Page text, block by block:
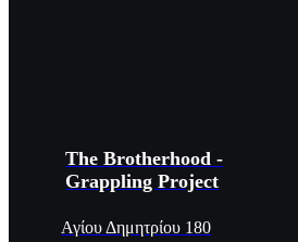
The Brotherhood -
Grappling Project
Αγίου Δημητρίου 180